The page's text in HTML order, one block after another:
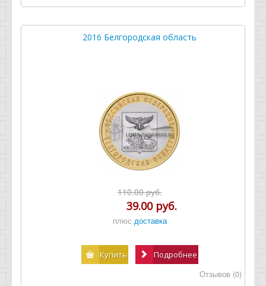
2016 Белгородская область
110.00 руб.
39.00 руб.
плюс доставка
Купить Подробнее
Отзывов (0)